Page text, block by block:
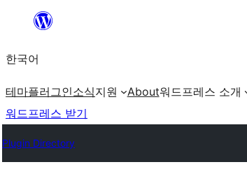
츠
로
로
가
한국어
테마플러그인소식지원 About워드프레스 소개
워드프레스 받기
Plugin Directory